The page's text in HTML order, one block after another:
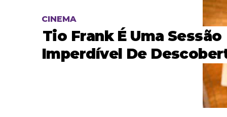
CINEMA
Tio Frank É Uma Sessão
Imperdível De